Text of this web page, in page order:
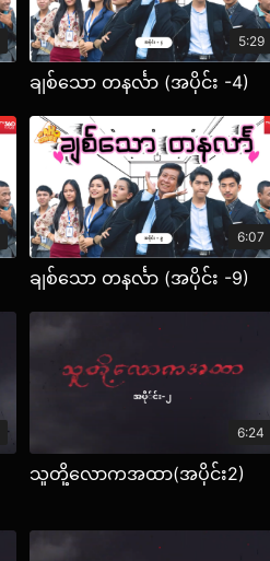
5:29
ချစ်သော တနင်္လာ (အပိုင်း -4)
6:07
ချစ်သော တနင်္လာ (အပိုင်း -9)
6:24
သူတို့လောကအထာ(အပိုင်း2)